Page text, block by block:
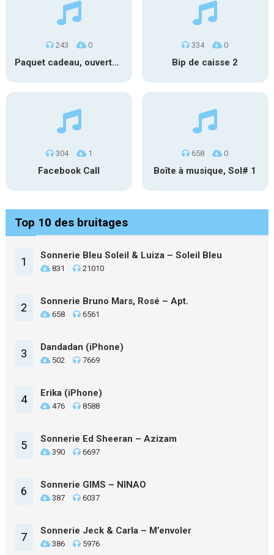
243 0
Paquet cadeau, ouverture #1
334 0
Bip de caisse 2
304 1
Facebook Call
658 0
Boîte à musique, Sol# 1
Top 10 des bruitages
1 Sonnerie Bleu Soleil & Luiza – Soleil Bleu
831 21010
2 Sonnerie Bruno Mars, Rosé – Apt.
658 6561
3 Dandadan (iPhone)
502 7669
4 Erika (iPhone)
476 8588
5 Sonnerie Ed Sheeran – Azizam
390 6697
6 Sonnerie GIMS – NINAO
387 6037
7 Sonnerie Jeck & Carla – M’envoler
386 5976